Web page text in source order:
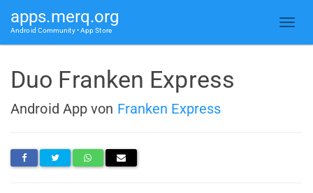
apps.merq.org
Android Community • App Store
Duo Franken Express
Android App von Franken Express